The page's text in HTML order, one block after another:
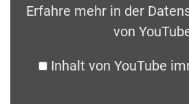
Erfahre mehr in der
von
Inhalt von YouTube